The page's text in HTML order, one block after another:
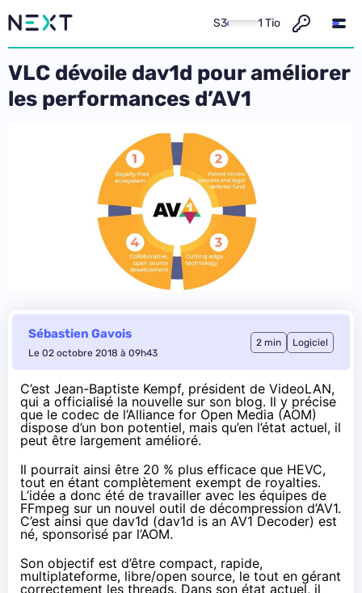
S3 1 Tio
VLC dévoile dav1d pour améliorer
les performances d’AV1
Sébastien Gavois
Le 02 octobre 2018 à 09h43
2 min Logiciel
C’est Jean-Baptiste Kempf, président de VideoLAN,
qui a officialisé la nouvelle sur son blog. Il y précise
que le codec de l’Alliance for Open Media (AOM)
dispose d’un bon potentiel, mais qu’en l’état actuel, il
peut être largement amélioré.
Il pourrait ainsi être 20 % plus efficace que HEVC,
tout en étant complètement exempt de royalties.
L’idée a donc été de travailler avec les équipes de
FFmpeg sur un nouvel outil de décompression d’AV1.
C’est ainsi que dav1d (dav1d is an AV1 Decoder) est
né, sponsorisé par l’AOM.
Son objectif est d’être compact, rapide,
multiplateforme, libre/open source, le tout en gérant
correctement les threads. Dans son état actuel, il